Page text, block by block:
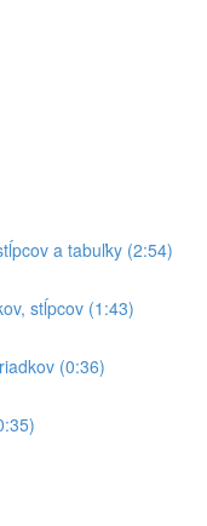
a tabuľky (2:54)
stĺpcov (1:43)
(0:36)